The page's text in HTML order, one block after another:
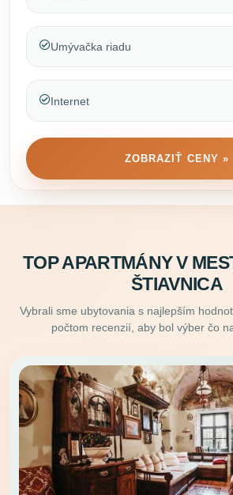
Umývačka riadu
Internet
ZOBRAZIŤ CENY »
TOP APARTMÁNY V
ŠTIAVNICA
Vybrali sme ubytovania s najlepším
počtom recenzií, aby bol výber čo